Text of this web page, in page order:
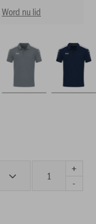
Word nu lid
+
-